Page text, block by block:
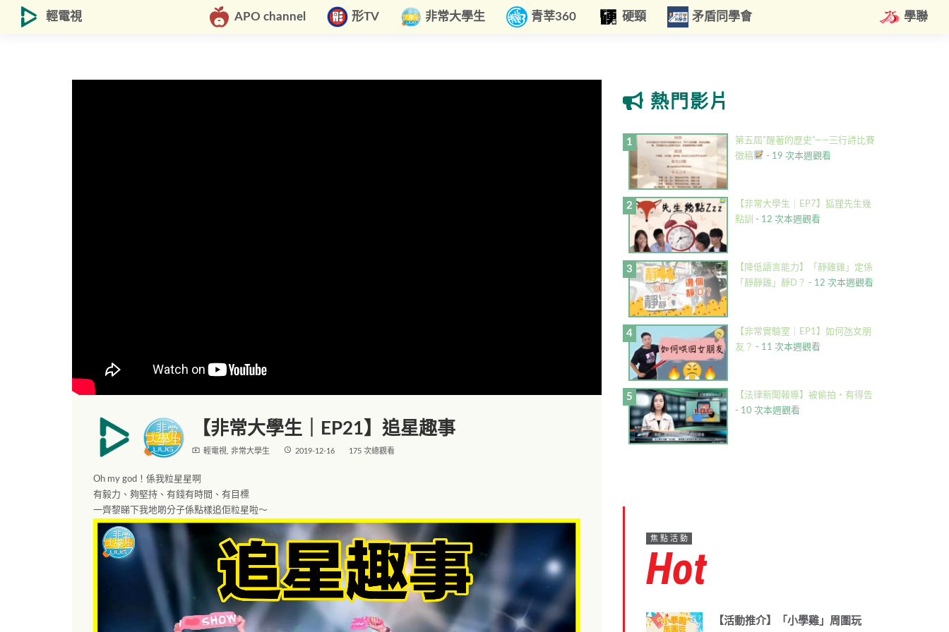
輕電視 APO channel 形TV 非常大學生 青莘360 硬頸 矛盾同學會 學聯
【非常大學生｜EP21】追星趣事
live_tv 輕電視 非常大學生 access_time 2019-12-16 175 次總觀看
Oh my god！係我粒星星啊
有毅力、夠堅持、有錢有時間、有目標
一齊黎睇下我地啲分子係點樣追佢粒星啦～
熱門影片
第五屆”醒著的歷史”——三行詩比賽
徵稿
- 19 次本週觀看
【非常大學生｜EP7】狐狸先生幾
點訓 - 12 次本週觀看
【降低語言能力】「靜雞雞」定係
「靜靜雞」靜D？ - 12 次本週觀看
【非常實驗室｜EP1】如何氹女朋
友？ - 11 次本週觀看
【法律新聞報導】被偷拍・有得告
- 10 次本週觀看
焦點活動
Hot
【活動推介】「小學雞」周圍玩